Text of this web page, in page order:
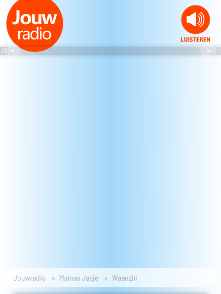
Jouwradio Mamas Jasje Waanzin